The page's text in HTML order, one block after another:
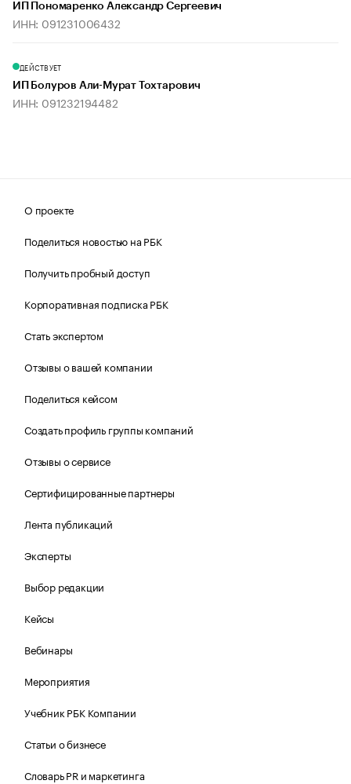
ИП Пономаренко Александр Сергеевич
ИНН: 091231006432
ДЕЙСТВУЕТ
ИП Болуров Али-Мурат Тохтарович
ИНН: 091232194482
О проекте
Поделиться новостью на РБК
Получить пробный доступ
Корпоративная подписка РБК
Стать экспертом
Отзывы о вашей компании
Поделиться кейсом
Создать профиль группы компаний
Отзывы о сервисе
Сертифицированные партнеры
Лента публикаций
Эксперты
Выбор редакции
Кейсы
Вебинары
Мероприятия
Учебник РБК Компании
Статьи о бизнесе
Словарь PR и маркетинга